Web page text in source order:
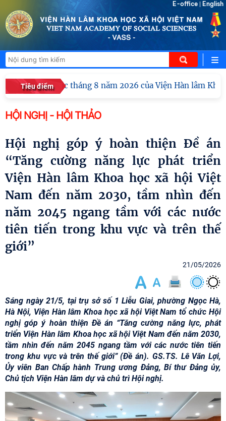
E-office English
Tiêu điểm
ban công tác tháng 8 năm 2026 của Viện Hàn lâm Khoa
HỘI NGHỊ - HỘI THẢO
Hội nghị góp ý hoàn thiện Đề án
“Tăng cường năng lực phát triển
Viện Hàn lâm Khoa học xã hội Việt
Nam đến năm 2030, tầm nhìn đến
năm 2045 ngang tầm với các nước
tiên tiến trong khu vực và trên thế
giới”
21/05/2026
Sáng ngày 21/5, tại trụ sở số 1 Liễu Giai, phường Ngọc Hà,
Hà Nội, Viện Hàn lâm Khoa học xã hội Việt Nam tổ chức Hội
nghị góp ý hoàn thiện Đề án “Tăng cường năng lực, phát
triển Viện Hàn lâm Khoa học xã hội Việt Nam đến năm 2030,
tầm nhìn đến năm 2045 ngang tầm với các nước tiên tiến
trong khu vực và trên thế giới” (Đề án). GS.TS. Lê Văn Lợi,
Ủy viên Ban Chấp hành Trung ương Đảng, Bí thư Đảng ủy,
Chủ tịch Viện Hàn lâm dự và chủ trì Hội nghị.